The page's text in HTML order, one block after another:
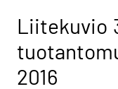
Liitekuvio
2016